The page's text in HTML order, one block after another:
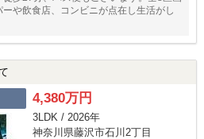
や飲食店、コンビニが点在し生活がし
4,380万円
3LDK / 2026年
神奈川県藤沢市石川2丁目